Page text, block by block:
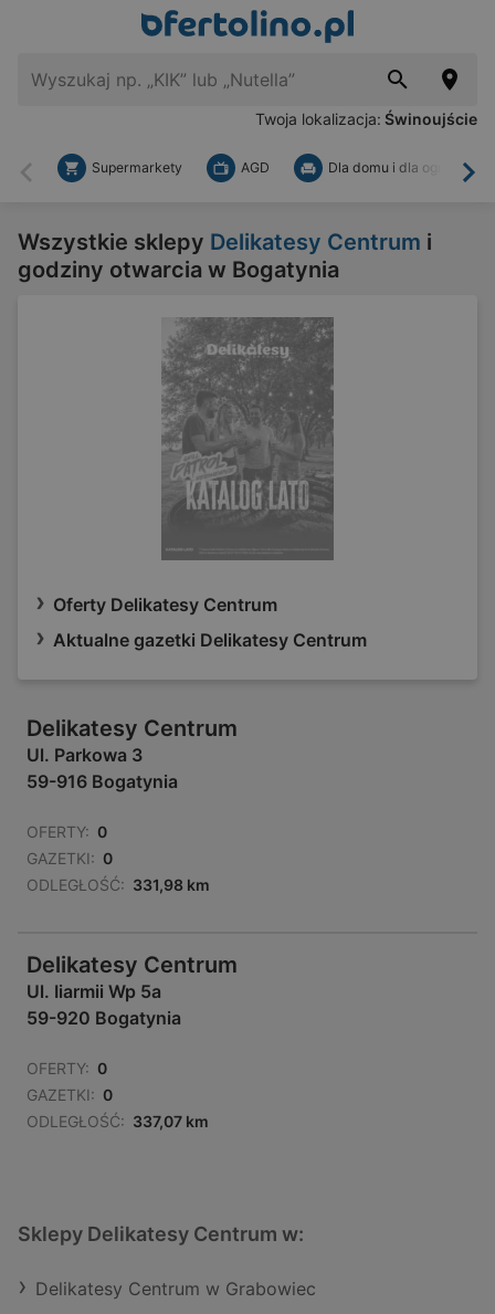
Twoja lokalizacja: Świnoujście
Wstecz
Supermarkety AGD Dla domu i dla ogrodu
Wszystkie sklepy Delikatesy Centrum i
godziny otwarcia w Bogatynia
Oferty Delikatesy Centrum
Aktualne gazetki Delikatesy Centrum
Delikatesy Centrum
Ul. Parkowa 3
59-916 Bogatynia
OFERTY: 0
GAZETKI: 0
ODLEGŁOŚĆ: 331,98 km
Delikatesy Centrum
Ul. Iiarmii Wp 5a
59-920 Bogatynia
OFERTY: 0
GAZETKI: 0
ODLEGŁOŚĆ: 337,07 km
Sklepy Delikatesy Centrum w:
Delikatesy Centrum w Grabowiec